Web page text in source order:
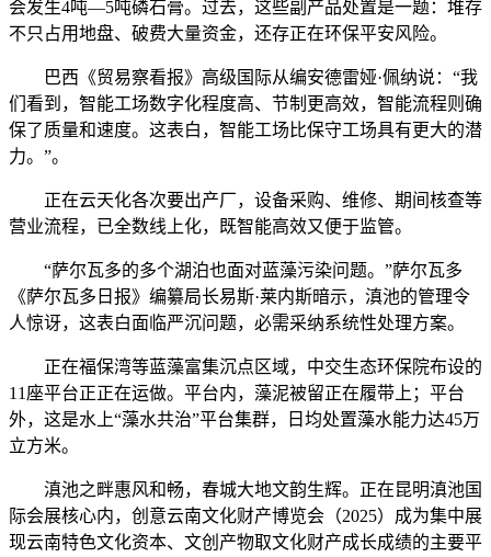
会发生4吨—5吨磷石膏。过去，这些副产品处置是一题：堆存
不只占用地盘、破费大量资金，还存正在环保平安风险。
巴西《贸易察看报》高级国际从编安德雷娅·佩纳说：“我
们看到，智能工场数字化程度高、节制更高效，智能流程则确
保了质量和速度。这表白，智能工场比保守工场具有更大的潜
力。”。
正在云天化各次要出产厂，设备采购、维修、期间核查等
营业流程，已全数线上化，既智能高效又便于监管。
“萨尔瓦多的多个湖泊也面对蓝藻污染问题。”萨尔瓦多
《萨尔瓦多日报》编纂局长易斯·莱内斯暗示，滇池的管理令
人惊讶，这表白面临严沉问题，必需采纳系统性处理方案。
正在福保湾等蓝藻富集沉点区域，中交生态环保院布设的
11座平台正正在运做。平台内，藻泥被留正在履带上；平台
外，这是水上“藻水共治”平台集群，日均处置藻水能力达45万
立方米。
滇池之畔惠风和畅，春城大地文韵生辉。正在昆明滇池国
际会展核心内，创意云南文化财产博览会（2025）成为集中展
现云南特色文化资本、文创产物取文化财产成长成绩的主要平